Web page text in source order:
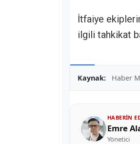
İtfaiye
ilgili tahkikat
Kaynak: Haber
HABERIN
Emre
Yönetici